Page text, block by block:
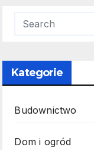
Kategorie
Budownictwo
Dom i ogród